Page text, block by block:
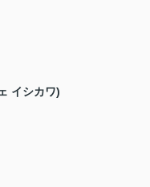
イシカワ)